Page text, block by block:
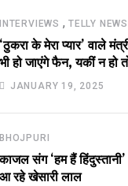
INTERVIEWS , TELLY NEWS
‘ठुकरा के मेरा प्यार’ वाले
भी हो जाएंगे फैन, यकीं न हो
दमदार भूमिका
JANUARY 19, 2025
BHOJPURI
काजल संग ‘हम हैं
आ रहे खेसारी लाल